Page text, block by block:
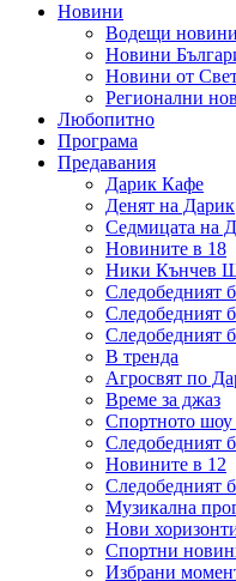
Новини
Водещи новини
Новини
Новини от
Регионални
Любопитно
Програма
Предавания
Дарик Кафе
Денят на Дарик
Седмицата на
Новините в 18
Ники Кънчев
Следобедният
Следобедният
Следобедният
В тренда
Агросвят по
Време за джаз
Спортното
Следобедният
Новините в 12
Следобедният
Музикална
Нови
Спортни
Избрани